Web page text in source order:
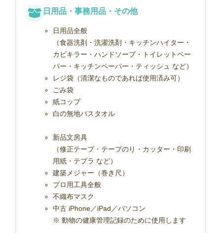
日用品・事務用品・その他
日用品全般
（食器洗剤・洗濯洗剤・キッチンハイター・
カビキラー・ハンドソープ・トイレットペー
パー・キッチンペーパー・ティッシュ など）
レジ袋（清潔なものであれば使用済み可）
ごみ袋
紙コップ
白の無地バスタオル
新品文房具
（修正テープ・テープのり・カッター・印刷
用紙・テプラ など）
建築メジャー（巻き尺）
プロ用工具全般
不織布マスク
中古 iPhone／iPad／パソコン
※ 動物の健康管理記録のために使用します